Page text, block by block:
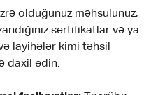
olduğunuz məhsulunuz,
sertifikatlar və ya
layihələr kimi təhsil
daxil edin.